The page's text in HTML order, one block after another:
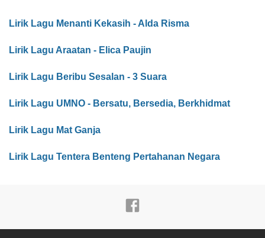
Lirik Lagu Menanti Kekasih - Alda Risma
Lirik Lagu Araatan - Elica Paujin
Lirik Lagu Beribu Sesalan - 3 Suara
Lirik Lagu UMNO - Bersatu, Bersedia, Berkhidmat
Lirik Lagu Mat Ganja
Lirik Lagu Tentera Benteng Pertahanan Negara